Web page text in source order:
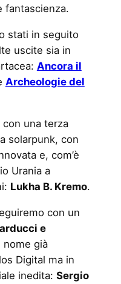
fantascienza.
stati in seguito
uscite sia in
Ancora il
Archeologie del
una terza
solarpunk, con
e, com’è
Urania a
Lukha B. Kremo.
con un
e
nome già
Digital ma in
inedita: Sergio